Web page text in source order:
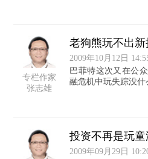
专栏作家
张志雄
老狗熊玩不出新
2009年10月12日
巴菲特这次又在公
融危机中玩失踪没什
投资不再是玩童
2009年09月29日